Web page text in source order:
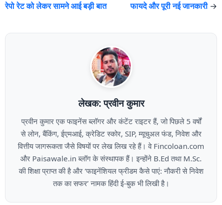
रेपो रेट को लेकर सामने आई बड़ी बात
फायदे और पूरी नई जानकारी→
लेखक: प्रवीन कुमार
प्रवीन कुमार एक फाइनेंस ब्लॉगर और कंटेंट राइटर हैं, जो पिछले 5 वर्षों
से लोन, बैंकिंग, ईएमआई, क्रेडिट स्कोर, SIP, म्यूचुअल फंड, निवेश और
वित्तीय जागरूकता जैसे विषयों पर लेख लिख रहे हैं। वे Fincoloan.com
और Paisawale.in ब्लॉग के संस्थापक हैं। इन्होंने B.Ed तथा M.Sc.
की शिक्षा प्राप्त की है और ‘फाइनेंशियल फ्रीडम कैसे पाएं: नौकरी से निवेश
तक का सफर’ नामक हिंदी ई-बुक भी लिखी है।